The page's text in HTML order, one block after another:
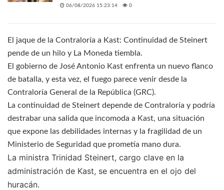
06/08/2026 15:23:14 0
El jaque de la Contraloría a Kast: Continuidad de Steinert
pende de un hilo y La Moneda tiembla.
El gobierno de José Antonio Kast enfrenta un nuevo flanco
de batalla, y esta vez, el fuego parece venir desde la
Contraloría General de la República (GRC).
La continuidad de Steinert depende de Contraloría y podría
destrabar una salida que incomoda a Kast, una situación
que expone las debilidades internas y la fragilidad de un
Ministerio de Seguridad que prometía mano dura.
La ministra Trinidad Steinert, cargo clave en la
administración de Kast, se encuentra en el ojo del
huracán.